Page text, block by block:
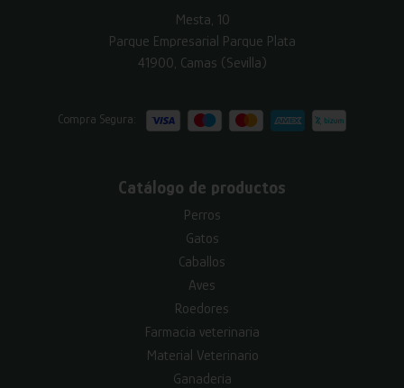
Mesta, 10
Parque Empresarial Parque Plata
41900, Camas (Sevilla)
Compra Segura:
Catálogo de productos
Perros
Gatos
Caballos
Aves
Roedores
Farmacia veterinaria
Material Veterinario
Ganadería